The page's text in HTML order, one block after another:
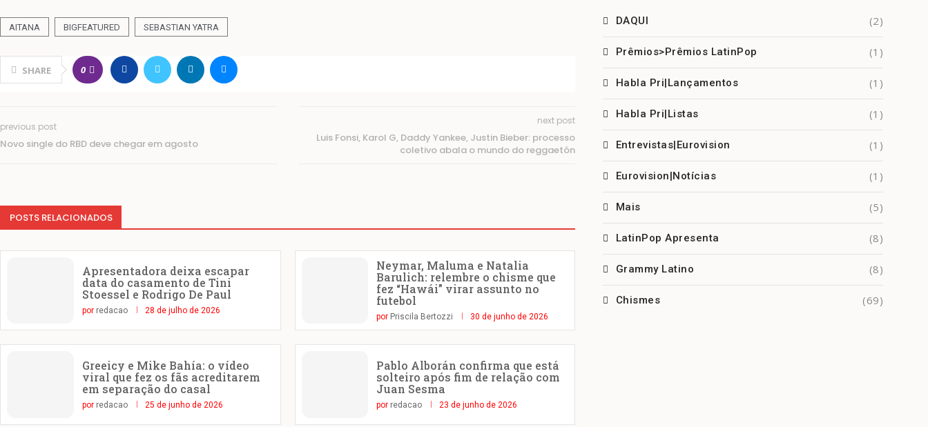
AITANA BIGFEATURED SEBASTIAN YATRA
SHARE 0
previous post
Novo single do RBD deve chegar em agosto
next post
Luis Fonsi, Karol G, Daddy Yankee, Justin Bieber: processo
coletivo abala o mundo do reggaetón
POSTS RELACIONADOS
Apresentadora deixa escapar
data do casamento de Tini
Stoessel e Rodrigo De Paul
por redacao 28 de julho de 2026
Neymar, Maluma e Natalia
Barulich: relembre o chisme que
fez “Hawái” virar assunto no
futebol
por Priscila Bertozzi 30 de junho de 2026
Greeicy e Mike Bahía: o vídeo
viral que fez os fãs acreditarem
em separação do casal
por redacao 25 de junho de 2026
Pablo Alborán confirma que está
solteiro após fim de relação com
Juan Sesma
por redacao 23 de junho de 2026
DAQUI (2)
Prêmios>Prêmios LatinPop (1)
Habla Pri|Lançamentos (1)
Habla Pri|Listas (1)
Entrevistas|Eurovision (1)
Eurovision|Notícias (1)
Mais (5)
LatinPop Apresenta (8)
Grammy Latino (8)
Chismes (69)